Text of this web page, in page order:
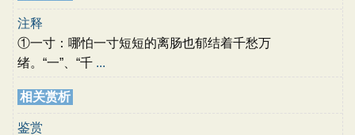
注释
①一寸：哪怕一寸短短的离肠也郁结着千愁万
绪。“一”、“千 ...
相关赏析
鉴赏